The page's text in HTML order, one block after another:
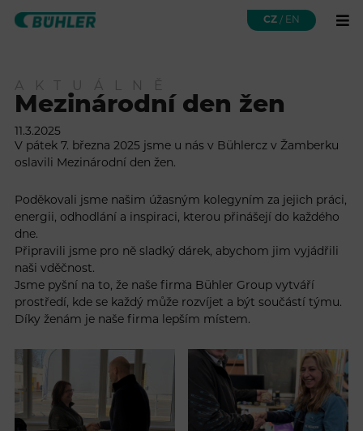
CZ / EN
AKTUÁLNĚ
Mezinárodní den žen
11.3.2025
V pátek 7. března 2025 jsme u nás v Bühlercz v Žamberku
oslavili Mezinárodní den žen.
Poděkovali jsme našim úžasným kolegyním za jejich práci,
energii, odhodlání a inspiraci, kterou přinášejí do každého
dne.
Připravili jsme pro ně sladký dárek, abychom jim vyjádřili
naši vděčnost.
Jsme pyšní na to, že naše firma Bühler Group vytváří
prostředí, kde se každý může rozvíjet a být součástí týmu.
Díky ženám je naše firma lepším místem.